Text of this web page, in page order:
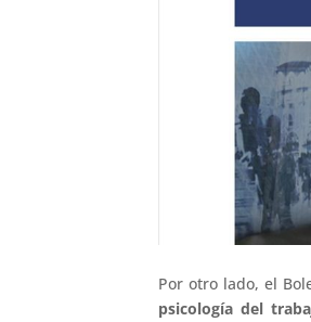
Por otro lado, el
psicología del